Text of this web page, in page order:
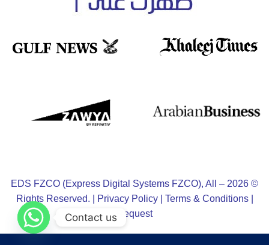
© 2026 – EDS FZCO (Express Digital Systems FZCO), All
Rights Reserved. |
Privacy Policy| Terms & Conditions|
Request
Contact us